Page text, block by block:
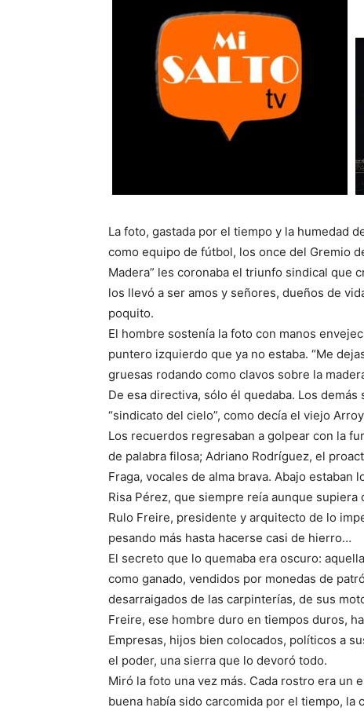
La foto, gastada por el tiempo y la humedad
como equipo de fútbol, los once del Gremio
Madera” les coronaba el triunfo sindical que
los llevó a ser amos y señores, dueños de
poquito.
El hombre sostenía la foto con manos
puntero izquierdo que ya no estaba. “Me
gruesas rodando como clavos sobre la
De esa directiva, sólo él quedaba. Los
“sindicato del cielo”, como decía el viejo
Los recuerdos regresaban a golpear con la
de palabra filosa; Adriano Rodríguez, el
Fraga, vocales de alma brava. Abajo
Risa Pérez, que siempre reía aunque
Rulo Freire, presidente y arquitecto de lo
pesando más hasta hacerse casi de hierro…
El secreto que lo quemaba era oscuro:
como ganado, vendidos por monedas de
desarraigados de las carpinterías, de sus
Freire, ese hombre duro en tiempos duros,
Empresas, hijos bien colocados, políticos a
el poder, una sierra que lo devoró todo.
Miró la foto una vez más. Cada rostro era un
buena había sido carcomida por el tiempo, la